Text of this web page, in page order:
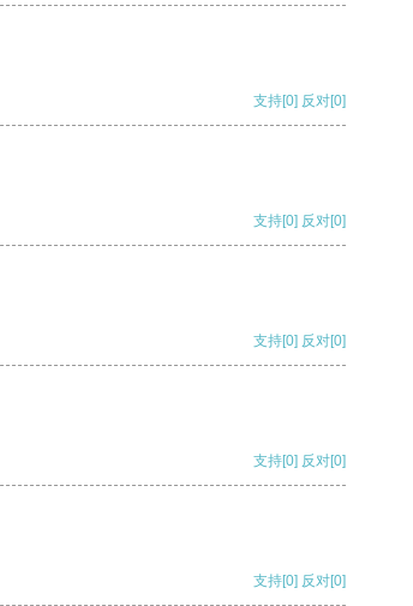
支持[0] 反对[0]
支持[0] 反对[0]
支持[0] 反对[0]
支持[0] 反对[0]
支持[0] 反对[0]